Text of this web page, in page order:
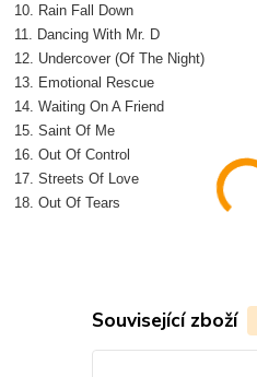
10. Rain Fall Down
11. Dancing With Mr. D
12. Undercover (Of The Night)
13. Emotional Rescue
14. Waiting On A Friend
15. Saint Of Me
16. Out Of Control
17. Streets Of Love
18. Out Of Tears
Související zboží